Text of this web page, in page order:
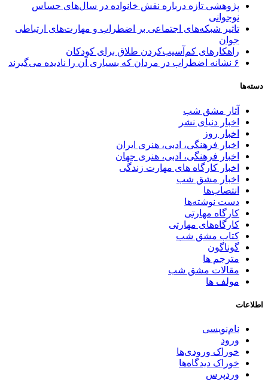
پژوهشی تازه درباره نقش خانواده در سال‌های حساس
نوجوانی
تاثیر شبکه‌های اجتماعی بر اضطراب و مهارت‌های ارتباطی
جوان
راهکارهای کم‌آسیب‌کردن طلاق برای کودکان
۶ نشانه اضطراب در مردان که بسیاری آن را نادیده می‌گیرند
دسته‌ها
آثار مشق شب
اخبار دنیای نشر
اخبار روز
اخبار فرهنگی، ادبی، هنری ایران
اخبار فرهنگی، ادبی، هنری جهان
اخبار کارگاه های مهارت زندگی
اخبار مشق شب
انتصاب‌ها
دست نوشته‌ها
کارگاه مهارتی
کارگاه‌های مهارتی
کتاب مشق شب
گوناگون
مترجم ها
مقالات مشق شب
مولف ها
اطلاعات
نام‌نویسی
ورود
خوراک ورودی‌ها
خوراک دیدگاه‌ها
وردپرس